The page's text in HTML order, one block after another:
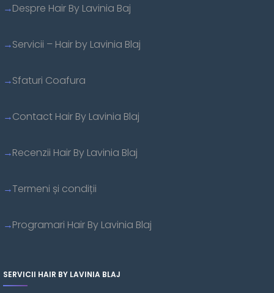
Despre Hair By Lavinia Baj
Servicii – Hair by Lavinia Blaj
Sfaturi Coafura
Contact Hair By Lavinia Blaj
Recenzii Hair By Lavinia Blaj
Termeni și condiții
Programari Hair By Lavinia Blaj
SERVICII HAIR BY LAVINIA BLAJ